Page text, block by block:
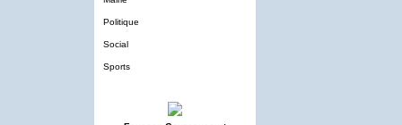
Politique
Social
Sports